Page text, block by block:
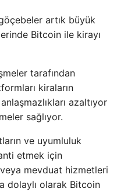
artık büyük
Bitcoin ile kirayı
tarafından
kiraların
azaltıyor
sağlıyor.
ve uyumluluk
etmek için
mevduat hizmetleri
dolaylı olarak Bitcoin